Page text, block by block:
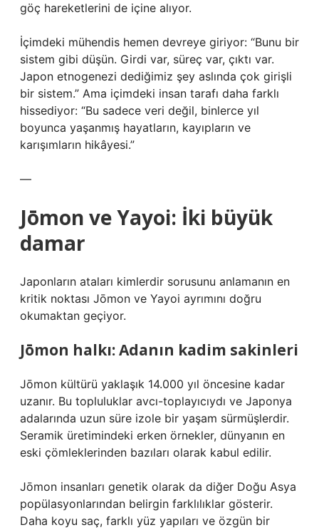
göç hareketlerini de içine alıyor.
İçimdeki mühendis hemen devreye giriyor: “Bunu bir
sistem gibi düşün. Girdi var, süreç var, çıktı var.
Japon etnogenezi dediğimiz şey aslında çok girişli
bir sistem.” Ama içimdeki insan tarafı daha farklı
hissediyor: “Bu sadece veri değil, binlerce yıl
boyunca yaşanmış hayatların, kayıpların ve
karışımların hikâyesi.”
—
Jōmon ve Yayoi: İki büyük
damar
Japonların ataları kimlerdir sorusunu anlamanın en
kritik noktası Jōmon ve Yayoi ayrımını doğru
okumaktan geçiyor.
Jōmon halkı: Adanın kadim sakinleri
Jōmon kültürü yaklaşık 14.000 yıl öncesine kadar
uzanır. Bu topluluklar avcı-toplayıcıydı ve Japonya
adalarında uzun süre izole bir yaşam sürmüşlerdir.
Seramik üretimindeki erken örnekler, dünyanın en
eski çömleklerinden bazıları olarak kabul edilir.
Jōmon insanları genetik olarak da diğer Doğu Asya
popülasyonlarından belirgin farklılıklar gösterir.
Daha koyu saç, farklı yüz yapıları ve özgün bir